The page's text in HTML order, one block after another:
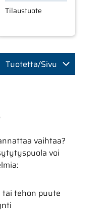
Tilaustuote
Tuotetta/Sivu
vaihtaa?
voi
tehon puute